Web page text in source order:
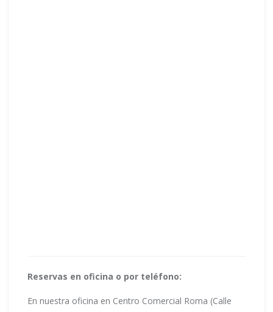
Reservas en oficina o por teléfono:
En nuestra oficina en Centro Comercial Roma (Calle